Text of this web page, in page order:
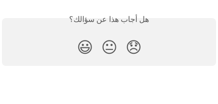
هل أجاب هذا عن سؤالك؟
😞
😐
😃